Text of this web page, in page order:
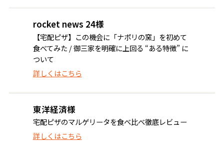
rocket news 24様
【宅配ピザ】この機会に「ナポリの窯」を初めて
食べてみた / 御三家を明確に上回る “ある特徴” に
ついて
詳しくはこちら
東洋経済様
宅配ピザのマルゲリータを食べ比べ徹底レビュー
詳しくはこちら